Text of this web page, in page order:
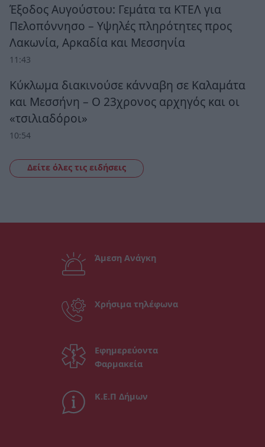
Έξοδος Αυγούστου: Γεμάτα τα ΚΤΕΛ για
Πελοπόννησο – Υψηλές πληρότητες προς
Λακωνία, Αρκαδία και Μεσσηνία
11:43
Κύκλωμα διακινούσε κάνναβη σε Καλαμάτα
και Μεσσήνη – Ο 23χρονος αρχηγός και οι
«τσιλιαδόροι»
10:54
Δείτε όλες τις ειδήσεις
Άμεση Ανάγκη
Χρήσιμα τηλέφωνα
Εφημερεύοντα
Φαρμακεία
Κ.Ε.Π Δήμων